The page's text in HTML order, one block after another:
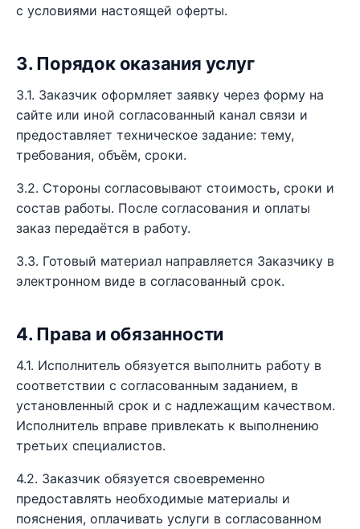
с условиями настоящей оферты.
3. Порядок оказания услуг
3.1. Заказчик оформляет заявку через форму на
сайте или иной согласованный канал связи и
предоставляет техническое задание: тему,
требования, объём, сроки.
3.2. Стороны согласовывают стоимость, сроки и
состав работы. После согласования и оплаты
заказ передаётся в работу.
3.3. Готовый материал направляется Заказчику в
электронном виде в согласованный срок.
4. Права и обязанности
4.1. Исполнитель обязуется выполнить работу в
соответствии с согласованным заданием, в
установленный срок и с надлежащим качеством.
Исполнитель вправе привлекать к выполнению
третьих специалистов.
4.2. Заказчик обязуется своевременно
предоставлять необходимые материалы и
пояснения, оплачивать услуги в согласованном